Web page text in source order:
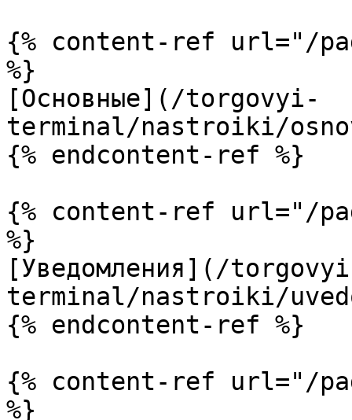
{% content-ref url="/
%}
[Основные](/torgovyi-
terminal/nastroiki/
{% endcontent-ref %}
{% content-ref url="/
%}
[Уведомления](/
terminal/nastroiki/
{% endcontent-ref %}
{% content-ref url="/
%}